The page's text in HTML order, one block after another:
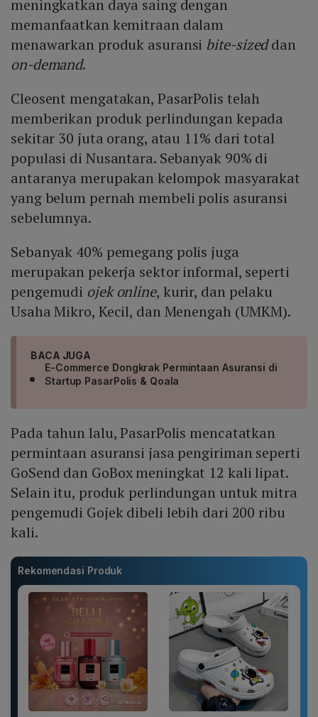
meningkatkan daya saing dengan
memanfaatkan kemitraan dalam
menawarkan produk asuransi bite-sizeddan
on-demand.
Cleosent mengatakan, PasarPolis telah
memberikan produk perlindungan kepada
sekitar 30 juta orang, atau 11% dari total
populasi di Nusantara. Sebanyak 90% di
antaranya merupakan kelompok masyarakat
yang belum pernah membeli polis asuransi
sebelumnya.
Sebanyak 40% pemegang polis juga
merupakan pekerja sektor informal, seperti
pengemudi ojek online, kurir, dan pelaku
Usaha Mikro, Kecil, dan Menengah (UMKM).
BACA JUGA
E-Commerce Dongkrak Permintaan Asuransi di
Startup PasarPolis & Qoala
Pada tahun lalu, PasarPolis mencatatkan
permintaan asuransi jasa pengiriman seperti
GoSend dan GoBox meningkat 12 kali lipat.
Selain itu, produk perlindungan untuk mitra
pengemudi Gojek dibeli lebih dari 200 ribu
kali.
Rekomendasi Produk